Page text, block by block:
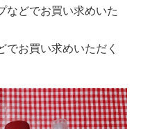
などでお買い求めいた
でお買い求めいただく